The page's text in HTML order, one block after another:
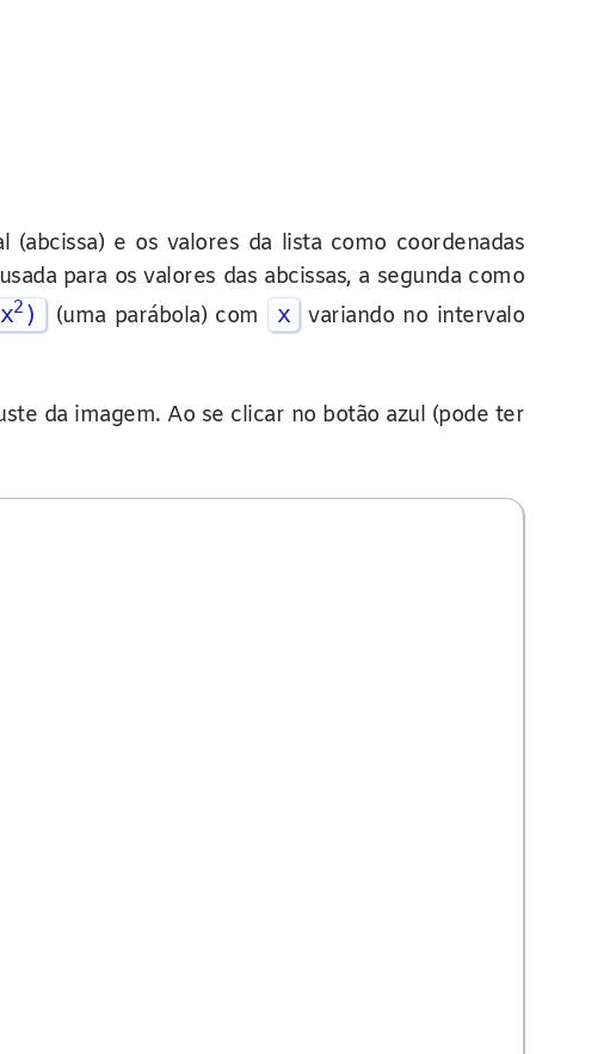
(abcissa) e os valores da lista como coordenadas
para os valores das abcissas, a segunda como
2 ) (uma parábola) com x variando no intervalo
da imagem. Ao se clicar no botão azul (pode ter